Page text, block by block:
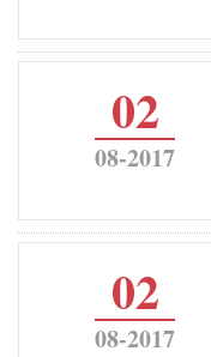
02
08-2017
02
08-2017